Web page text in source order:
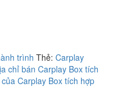
trình Thẻ: Carplay
chỉ bán Carplay Box tích
Carplay Box tích hợp